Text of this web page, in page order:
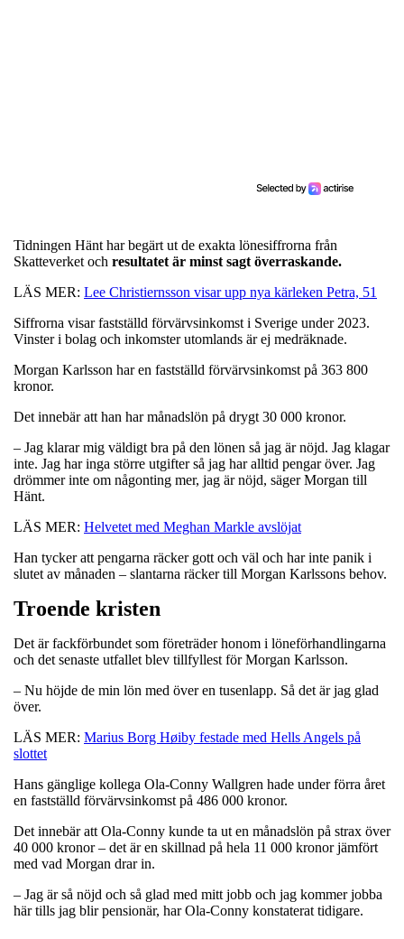
Tidningen Hänt har begärt ut de exakta lönesiffrorna från
Skatteverket och resultatet är minst sagt överraskande.
LÄS MER: Lee Christiernsson visar upp nya kärleken Petra, 51
Siffrorna visar fastställd förvärvsinkomst i Sverige under 2023.
Vinster i bolag och inkomster utomlands är ej medräknade.
Morgan Karlsson har en fastställd förvärvsinkomst på 363 800
kronor.
Det innebär att han har månadslön på drygt 30 000 kronor.
– Jag klarar mig väldigt bra på den lönen så jag är nöjd. Jag klagar
inte. Jag har inga större utgifter så jag har alltid pengar över. Jag
drömmer inte om någonting mer, jag är nöjd, säger Morgan till
Hänt.
LÄS MER: Helvetet med Meghan Markle avslöjat
Han tycker att pengarna räcker gott och väl och har inte panik i
slutet av månaden – slantarna räcker till Morgan Karlssons behov.
Troende kristen
Det är fackförbundet som företräder honom i löneförhandlingarna
och det senaste utfallet blev tillfyllest för Morgan Karlsson.
– Nu höjde de min lön med över en tusenlapp. Så det är jag glad
över.
LÄS MER: Marius Borg Høiby festade med Hells Angels på
slottet
Hans gänglige kollega Ola-Conny Wallgren hade under förra året
en fastställd förvärvsinkomst på 486 000 kronor.
Det innebär att Ola-Conny kunde ta ut en månadslön på strax över
40 000 kronor – det är en skillnad på hela 11 000 kronor jämfört
med vad Morgan drar in.
– Jag är så nöjd och så glad med mitt jobb och jag kommer jobba
här tills jag blir pensionär, har Ola-Conny konstaterat tidigare.